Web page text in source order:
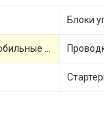
Блоки
(306)